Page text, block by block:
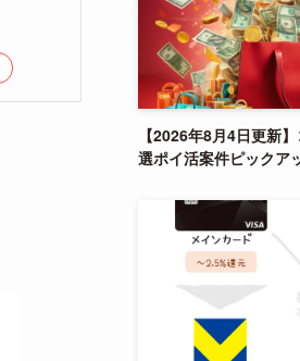
【2026年8月4日更新
選ポイ活案件ピックア